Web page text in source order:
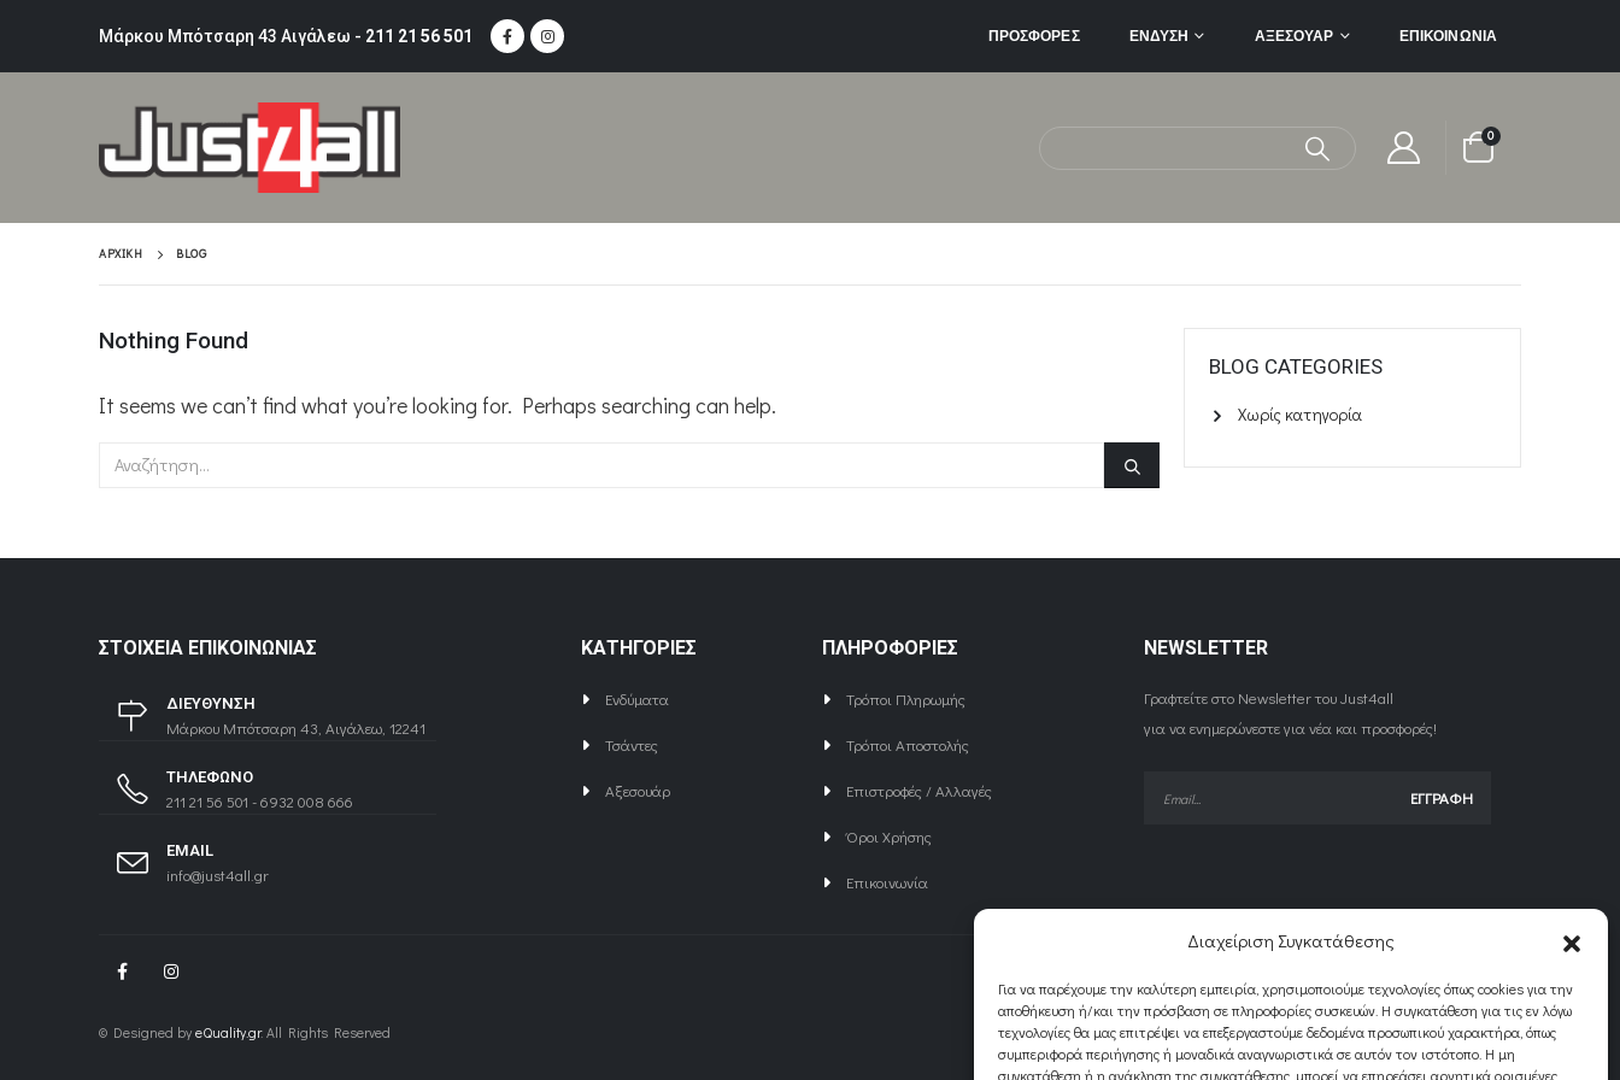
Διαχείριση Συγκατάθεσης
Για να παρέχουμε την καλύτερη εμπειρία, χρησιμοποιούμε τεχνολογίες όπως cookies για την
αποθήκευση ή/και την πρόσβαση σε πληροφορίες συσκευών. Η συγκατάθεση για τις εν λόγω
τεχνολογίες θα μας επιτρέψει να επεξεργαστούμε δεδομένα προσωπικού χαρακτήρα, όπως
συμπεριφορά περιήγησης ή μοναδικά αναγνωριστικά σε αυτόν τον ιστότοπο. Η μη
συγκατάθεση ή η ανάκληση της συγκατάθεσης, μπορεί να επηρεάσει αρνητικά ορισμένες
Μάρκου Μπότσαρη 43 Αιγάλεω - 211 21 56 501 ΠΡΟΣΦΟΡΕΣ ΈΝΔΥΣΗ ΑΞΕΣΟΥΆΡ ΕΠΙΚΟΙΝΩΝΊΑ
0
ΑΡΧΙΚΉ BLOG
Nothing Found
It seems we can’t find what you’re looking for. Perhaps searching can help.
BLOG CATEGORIES
Χωρίς κατηγορία
ΣΤΟΙΧΕΊΑ ΕΠΙΚΟΙΝΩΝΊΑΣ
ΔΙΕΥΘΥΝΣΗ
Μάρκου Μπότσαρη 43, Αιγάλεω, 12241
ΤΗΛΕΦΩΝΟ
211 21 56 501 - 6932 008 666
EMAIL
info@just4all.gr
ΚΑΤΗΓΟΡΙΕΣ
Ενδύματα
Τσάντες
Αξεσουάρ
ΠΛΗΡΟΦΟΡΙΕΣ
Τρόποι Πληρωμής
Τρόποι Αποστολής
Επιστροφές / Αλλαγές
Όροι Χρήσης
Επικοινωνία
NEWSLETTER
Γραφτείτε στο Newsletter του Just4all
για να ενημερώνεστε για νέα και προσφορές!
© Designed by eQuality.gr. All Rights Reserved